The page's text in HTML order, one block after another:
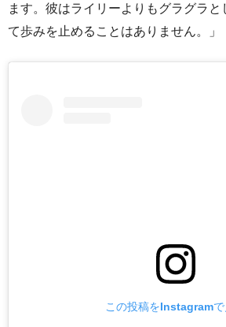
ます。彼はライリーよりもグラグラと
て歩みを止めることはありません。」
この投稿をInstagramで